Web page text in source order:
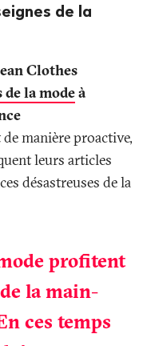
de la
Clothes
la modeà
manière proactive,
leurs articles
désastreuses de la
profitent
la main-
ces temps